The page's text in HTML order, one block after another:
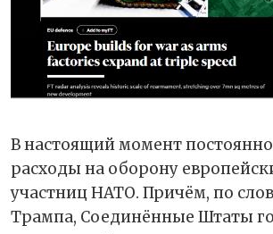
В настоящий момент
расходы на оборону
участниц НАТО. Причём, по
Трампа, Соединённые Штаты